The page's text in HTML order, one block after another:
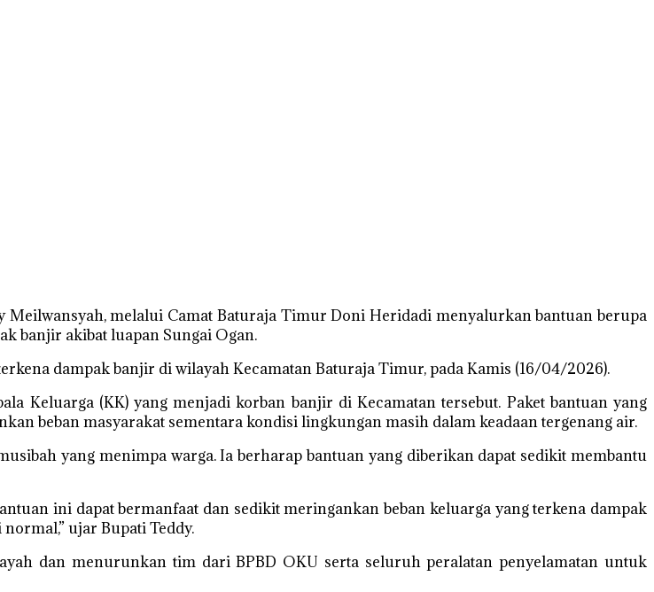
melalui Camat Baturaja Timur Doni Heridadi menyalurkan bantuan berupa
banjir akibat luapan Sungai Ogan.
dampak banjir di wilayah Kecamatan Baturaja Timur, pada Kamis (16/04/2026).
Keluarga (KK) yang menjadi korban banjir di Kecamatan tersebut. Paket bantuan yang
beban masyarakat sementara kondisi lingkungan masih dalam keadaan tergenang air.
yang menimpa warga. Ia berharap bantuan yang diberikan dapat sedikit membantu
ini dapat bermanfaat dan sedikit meringankan beban keluarga yang terkena dampak
ujar Bupati Teddy.
dan menurunkan tim dari BPBD OKU serta seluruh peralatan penyelamatan untuk